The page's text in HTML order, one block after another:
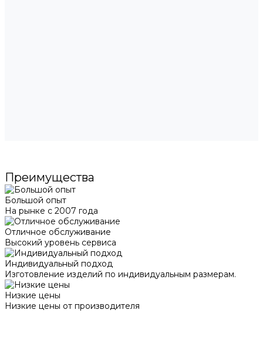
Преимущества
Большой опыт
На рынке с 2007 года
Отличное обслуживание
Высокий уровень сервиса
Индивидуальный подход
Изготовление изделий по индивидуальным размерам.
Низкие цены
Низкие цены от производителя